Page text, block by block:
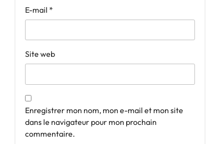
E-mail *
Site web
Enregistrer mon nom, mon e-mail et mon site
dans le navigateur pour mon prochain
commentaire.